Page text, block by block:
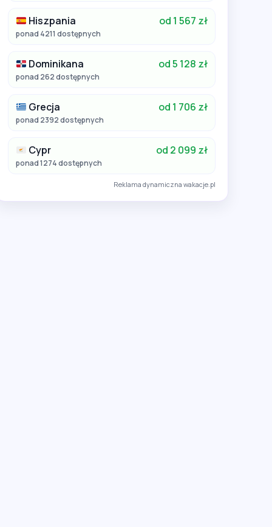
Hiszpania od 1 567 zł
ponad 4211 dostępnych
Dominikana od 5 128 zł
ponad 262 dostępnych
Grecja od 1 706 zł
ponad 2392 dostępnych
Cypr od 2 099 zł
ponad 1274 dostępnych
Reklama dynamiczna wakacje.pl